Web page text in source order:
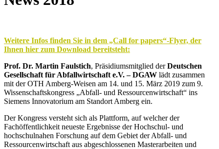
Weitere Infos finden Sie in dem „Call for papers“-Flyer, der
Ihnen hier zum Download bereitsteht:
Prof. Dr. Martin Faulstich, Präsidiumsmitglied derDeutschen
Gesellschaft für Abfallwirtschaft e.V. – DGAW lädt zusammen
mit der OTH Amberg-Weisen am 14. und 15. März 2019 zum 9.
Wissenschaftskongress „Abfall- und Ressourcenwirtschaft“ ins
Siemens Innovatorium am Standort Amberg ein.
Der Kongress versteht sich als Plattform, auf welcher der
Fachöffentlichkeit neueste Ergebnisse der Hochschul- und
hochschulnahen Forschung auf dem Gebiet der Abfall- und
Ressourcenwirtschaft aus abgeschlossenen Masterarbeiten und